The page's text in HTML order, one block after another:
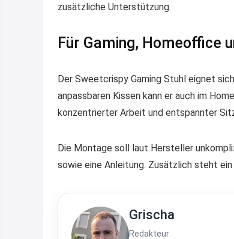
zusätzliche Unterstützung.
Für Gaming, Homeoffice
Der Sweetcrispy Gaming Stuhl eignet
anpassbaren Kissen kann er auch im
konzentrierter Arbeit und entspannter
Die Montage soll laut Hersteller
sowie eine Anleitung. Zusätzlich steht
Grischa
Redakteur